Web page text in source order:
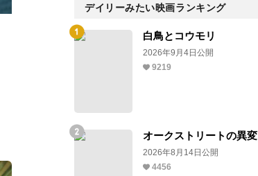
デイリーみたい映画ランキング
白鳥とコウモリ
2026年9月4日公開
9219
オークストリートの異変
2026年8月14日公開
4456